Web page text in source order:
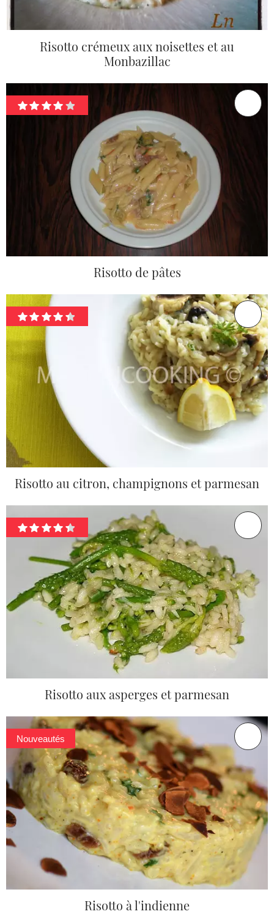
Risotto crémeux aux noisettes et au
Monbazillac
Risotto de pâtes
Risotto au citron, champignons et parmesan
Risotto aux asperges et parmesan
Nouveautés
Risotto à l'indienne